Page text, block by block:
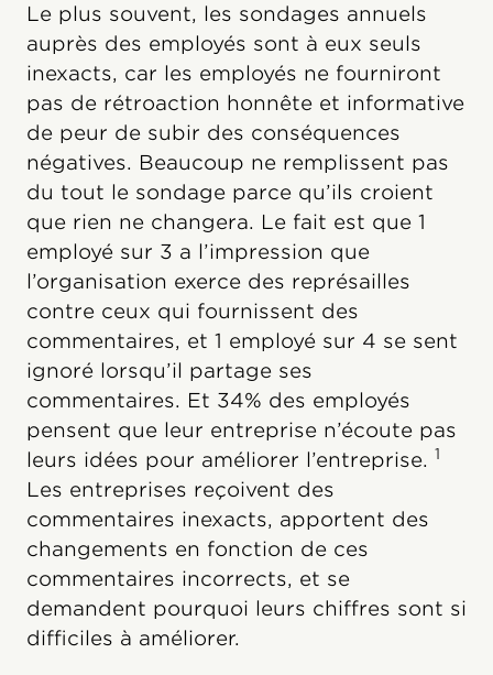
Le plus souvent, les sondages annuels
auprès des employés sont à eux seuls
inexacts, car les employés ne fourniront
pas de rétroaction honnête et informative
de peur de subir des conséquences
négatives. Beaucoup ne remplissent pas
du tout le sondage parce qu’ils croient
que rien ne changera. Le fait est que 1
employé sur 3 a l’impression que
l’organisation exerce des représailles
contre ceux qui fournissent des
commentaires, et 1 employé sur 4 se sent
ignoré lorsqu’il partage ses
commentaires. Et 34% des employés
pensent que leur entreprise n’écoute pas
leurs idées pour améliorer l’entreprise. 1
Les entreprises reçoivent des
commentaires inexacts, apportent des
changements en fonction de ces
commentaires incorrects, et se
demandent pourquoi leurs chiffres sont si
difficiles à améliorer.